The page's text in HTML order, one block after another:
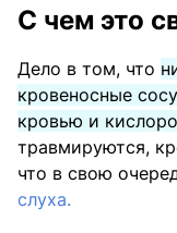
С чем это
Дело в том, что
кровеносные
кровью и
травмируются,
что в свою
слуха.